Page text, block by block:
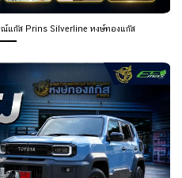
แก๊ส Prins Silverline หงษ์ทองแก๊ส